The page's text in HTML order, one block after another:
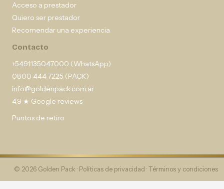
Acceso a prestador
Quiero ser prestador
Recomendar una experiencia
Contacto
+5491135047000 (WhatsApp)
0800 444 7225 (PACK)
info@goldenpack.com.ar
4,9 ★ Google reviews
Puntos de retiro
© 2026 Golden Pack · Políticas de privacidad · Términos y condiciones